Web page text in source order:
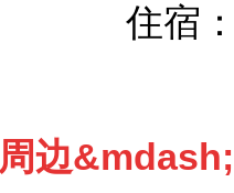
住宿：五
边